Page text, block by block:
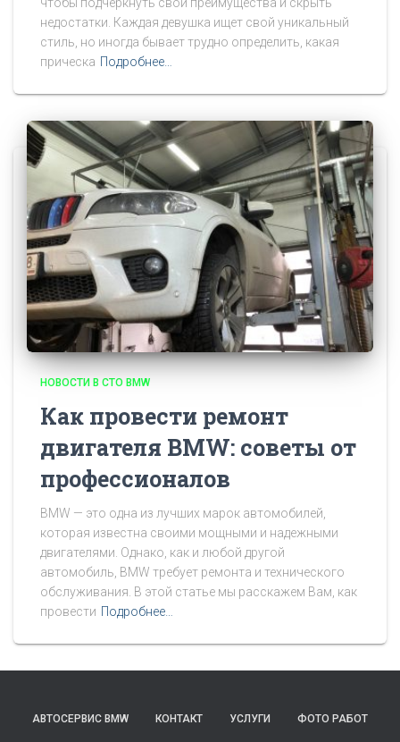
чтобы подчеркнуть свои преимущества и скрыть
недостатки. Каждая девушка ищет свой уникальный
стиль, но иногда бывает трудно определить, какая
прическа Подробнее…
НОВОСТИ В СТО BMW
Как провести ремонт
двигателя BMW: советы от
профессионалов
BMW — это одна из лучших марок автомобилей,
которая известна своими мощными и надежными
двигателями. Однако, как и любой другой
автомобиль, BMW требует ремонта и технического
обслуживания. В этой статье мы расскажем Вам, как
провести Подробнее…
АВТОСЕРВИС BMW КОНТАКТ УСЛУГИ ФОТО РАБОТ